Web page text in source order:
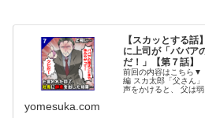
【スカッとする
に上司が「ババア
だ！」【第７話】
前回の内容はこちら▼
編 スカ太郎「父さん
声をかけると、 父は
yomesuka.com